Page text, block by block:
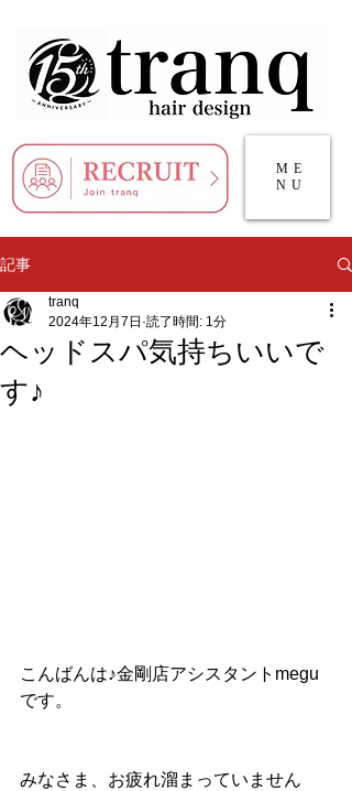
ME
NU
記事
ヘッドスパ気持ちいいで
す♪
tranq
2024年12月7日 読了時間: 1分
こんばんは♪金剛店アシスタントmegu
です。
みなさま、お疲れ溜まっていません